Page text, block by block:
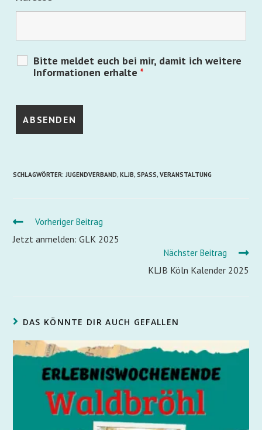
Bitte meldet euch bei mir, damit ich weitere
Informationen erhalte *
SCHLAGWÖRTER:JUGENDVERBAND, KLJB, SPASS , VERANSTALTUNG
Vorheriger Beitrag
Jetzt anmelden: GLK 2025
Nächster Beitrag
KLJB Köln Kalender 2025
DAS KÖNNTE DIR AUCH GEFALLEN